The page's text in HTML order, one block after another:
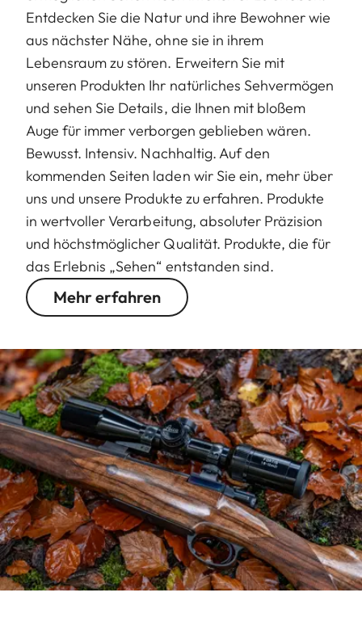
Entdecken Sie die Natur und ihre Bewohner wie
aus nächster Nähe, ohne sie in ihrem
Lebensraum zu stören. Erweitern Sie mit
unseren Produkten Ihr natürliches Sehvermögen
und sehen Sie Details, die Ihnen mit bloßem
Auge für immer verborgen geblieben wären.
Bewusst. Intensiv. Nachhaltig. Auf den
kommenden Seiten laden wir Sie ein, mehr über
uns und unsere Produkte zu erfahren. Produkte
in wertvoller Verarbeitung, absoluter Präzision
und höchstmöglicher Qualität. Produkte, die für
das Erlebnis „Sehen“ entstanden sind.
Mehr erfahren